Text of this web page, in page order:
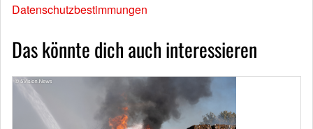
Datenschutzbestimmungen
Das könnte dich auch interessieren